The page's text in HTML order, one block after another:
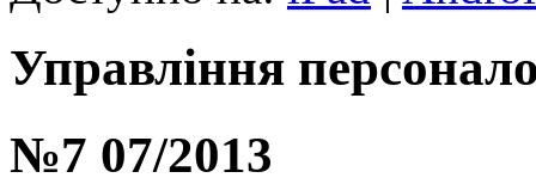
Управління
№7 07/2013